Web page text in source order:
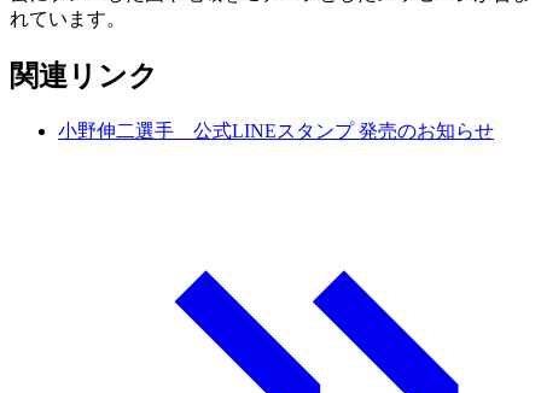
れています。
関連リンク
小野伸二選手 公式LINEスタンプ 発売のお知らせ